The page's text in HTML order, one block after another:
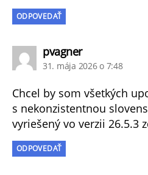
ODPOVEDAŤ
pvagnerhovorí:
31. mája 2026 o 7:48
Chcel by som všetkých
s nekonzistentnou
vyriešený vo verzii 26.5.3
ODPOVEDAŤ